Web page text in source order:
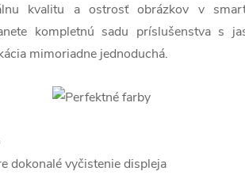
kvalitu a ostrosť obrázkov v
kompletnú sadu príslušenstva s
mimoriadne jednoduchá.
dokonalé vyčistenie displeja